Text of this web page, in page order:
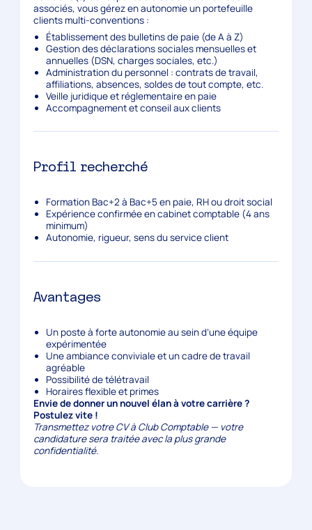
associés, vous gérez en autonomie un portefeuille
clients multi-conventions :
Établissement des bulletins de paie(de A à Z)
Gestion desdéclarations sociales mensuelles et
annuelles(DSN, charges sociales, etc.)
Administration du personnel : contrats de travail,
affiliations, absences, soldes de tout compte, etc.
Veille juridique et réglementaire en paie
Accompagnement et conseil aux clients
Profil recherché
Formation Bac+2 à Bac+5 en paie, RH ou droit social
Expérience confirmée en cabinet comptable (4 ans
minimum)
Autonomie, rigueur, sens du service client
Avantages
Un poste à forte autonomieau sein d’une équipe
expérimentée
Une ambiance conviviale et un cadre de travail
agréable
Possibilité de télétravail
Horaires flexible et primes
Envie de donner un nouvel élan à votre carrière ?
Postulez vite !
Transmettez votre CV à Club Comptable — votre
candidature sera traitée avecla plus grande
confidentialité.